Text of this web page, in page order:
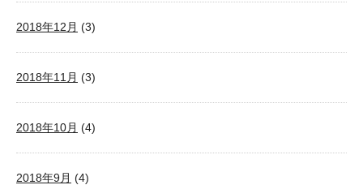
2018年12月 (3)
2018年11月 (3)
2018年10月 (4)
2018年9月 (4)